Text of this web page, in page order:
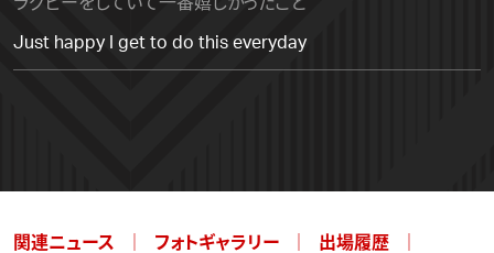
Just happy I get to do this everyday
関連ニュース フォトギャラリー
出場履歴